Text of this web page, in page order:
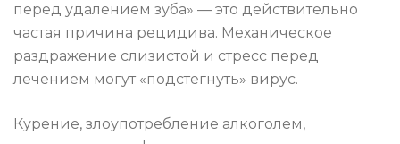
перед удалением зуба» — это действительно
частая причина рецидива. Механическое
раздражение слизистой и стресс перед
лечением могут «подстегнуть» вирус.
Курение, злоупотребление алкоголем,